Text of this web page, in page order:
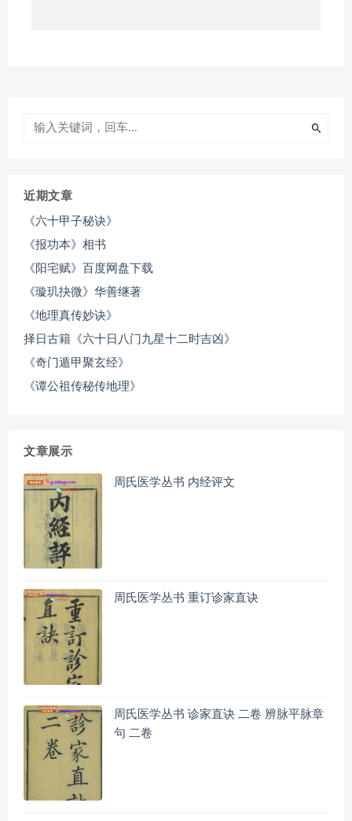
近期文章
《六十甲子秘诀》
《报功本》相书
《阳宅赋》百度网盘下载
《璇玑抉微》华善继著
《地理真传妙诀》
择日古籍《六十日八门九星十二时吉凶》
《奇门遁甲聚玄经》
《谭公祖传秘传地理》
文章展示
周氏医学丛书 内经评文
周氏医学丛书 重订诊家直诀
周氏医学丛书 诊家直诀 二卷 辨脉平脉章
句 二卷